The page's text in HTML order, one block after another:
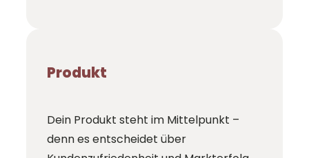
Produkt
Dein Produkt steht im Mittelpunkt –
denn es entscheidet über